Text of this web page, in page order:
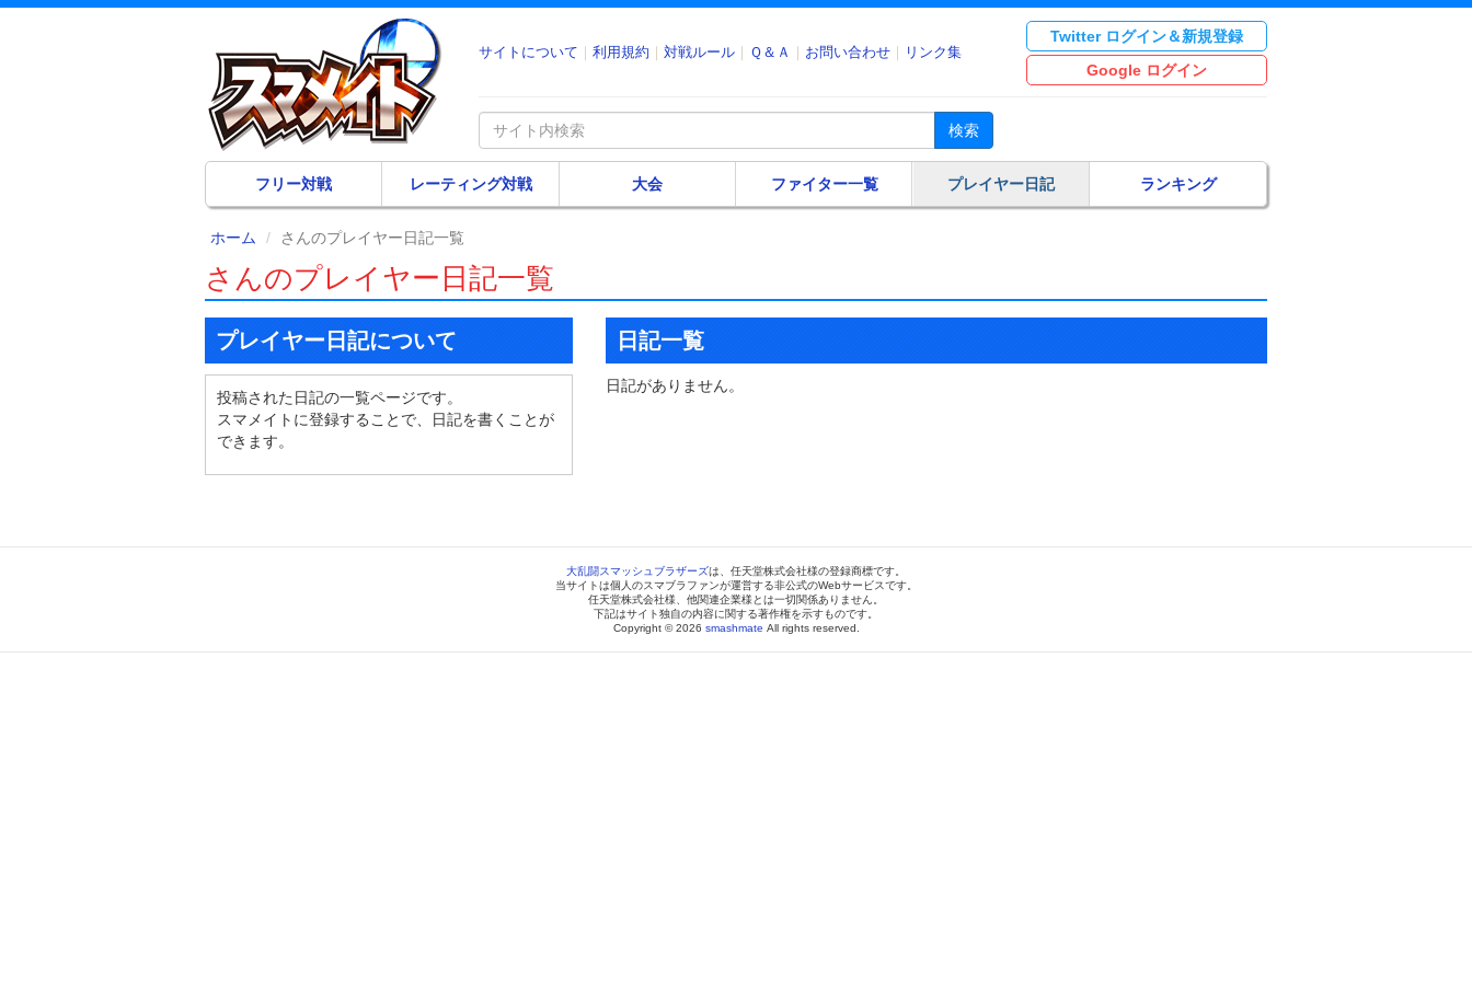
サイトについて 利用規約 対戦ルール Ｑ＆Ａ お問い合わせ リンク集
Twitter ログイン＆新規登録
Google ログイン
検索
フリー対戦 レーティング対戦 大会 ファイター一覧 プレイヤー日記 ランキング
ホーム さんのプレイヤー日記一覧
さんのプレイヤー日記一覧
プレイヤー日記について
投稿された日記の一覧ページです。
スマメイトに登録することで、日記を書くことが
できます。
日記一覧
日記がありません。
大乱闘スマッシュブラザーズは、任天堂株式会社様の登録商標です。
当サイトは個人のスマブラファンが運営する非公式のWebサービスです。
任天堂株式会社様、他関連企業様とは一切関係ありません。
下記はサイト独自の内容に関する著作権を示すものです。
Copyright © 2026 smashmate All rights reserved.